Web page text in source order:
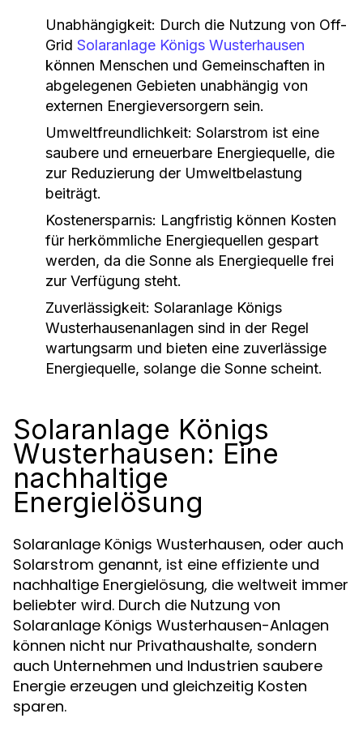
Unabhängigkeit: Durch die Nutzung von Off-
Grid Solaranlage Königs Wusterhausen
können Menschen und Gemeinschaften in
abgelegenen Gebieten unabhängig von
externen Energieversorgern sein.
Umweltfreundlichkeit: Solarstrom ist eine
saubere und erneuerbare Energiequelle, die
zur Reduzierung der Umweltbelastung
beiträgt.
Kostenersparnis: Langfristig können Kosten
für herkömmliche Energiequellen gespart
werden, da die Sonne als Energiequelle frei
zur Verfügung steht.
Zuverlässigkeit: Solaranlage Königs
Wusterhausenanlagen sind in der Regel
wartungsarm und bieten eine zuverlässige
Energiequelle, solange die Sonne scheint.
Solaranlage Königs
Wusterhausen: Eine
nachhaltige
Energielösung
Solaranlage Königs Wusterhausen, oder auch
Solarstrom genannt, ist eine effiziente und
nachhaltige Energielösung, die weltweit immer
beliebter wird. Durch die Nutzung von
Solaranlage Königs Wusterhausen-Anlagen
können nicht nur Privathaushalte, sondern
auch Unternehmen und Industrien saubere
Energie erzeugen und gleichzeitig Kosten
sparen.